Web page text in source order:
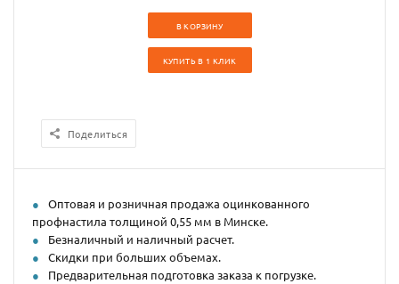
В КОРЗИНУ
КУПИТЬ В 1 КЛИК
Поделиться
Оптовая и розничная продажа оцинкованного
профнастила толщиной 0,55 мм в Минске.
Безналичный и наличный расчет.
Скидки при больших объемах.
Предварительная подготовка заказа к погрузке.